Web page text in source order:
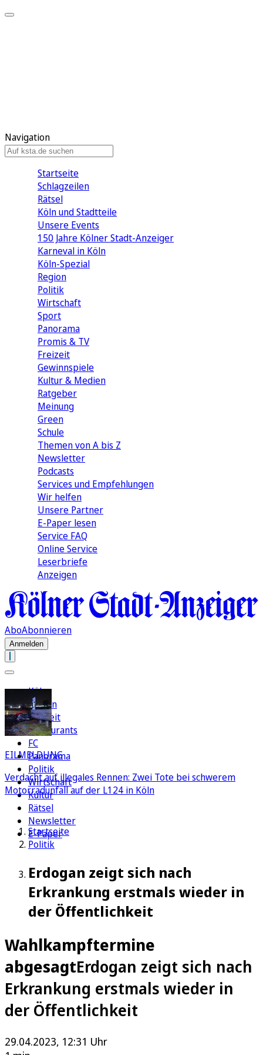
Navigation
Startseite
Schlagzeilen
Rätsel
Köln und Stadtteile
Unsere Events
150 Jahre Kölner Stadt-Anzeiger
Karneval in Köln
Köln-Spezial
Region
Politik
Wirtschaft
Sport
Panorama
Promis & TV
Freizeit
Gewinnspiele
Kultur & Medien
Ratgeber
Meinung
Green
Schule
Themen von A bis Z
Newsletter
Podcasts
Services und Empfehlungen
Wir helfen
Unsere Partner
E-Paper lesen
Service FAQ
Online Service
Leserbriefe
Anzeigen
AboAbonnieren
Anmelden
Köln
Region
Freizeit
Restaurants
FC
Panorama
Politik
Wirtschaft
Kultur
Rätsel
Newsletter
E-Paper
EILMELDUNG
Verdacht auf illegales Rennen: Zwei Tote bei schwerem
Motorradunfall auf der L124 in Köln
Startseite
Politik
Erdogan zeigt sich nach
Erkrankung erstmals wieder in
der Öffentlichkeit
Wahlkampftermine
abgesagtErdogan zeigt sich nach
Erkrankung erstmals wieder in
der Öffentlichkeit
29.04.2023, 12:31 Uhr